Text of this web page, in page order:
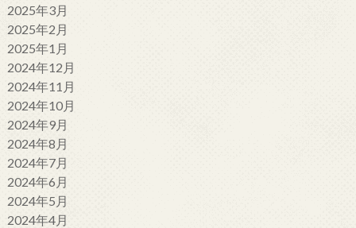
2025年3月
2025年2月
2025年1月
2024年12月
2024年11月
2024年10月
2024年9月
2024年8月
2024年7月
2024年6月
2024年5月
2024年4月